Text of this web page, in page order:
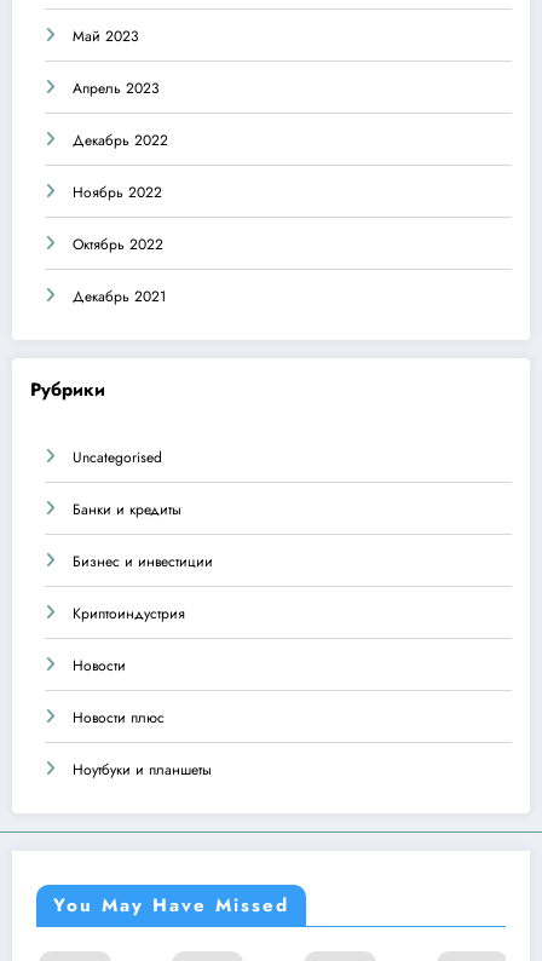
Май 2023
Апрель 2023
Декабрь 2022
Ноябрь 2022
Октябрь 2022
Декабрь 2021
Рубрики
Uncategorised
Банки и кредиты
Бизнес и инвестиции
Криптоиндустрия
Новости
Новости плюс
Ноутбуки и планшеты
You May Have Missed